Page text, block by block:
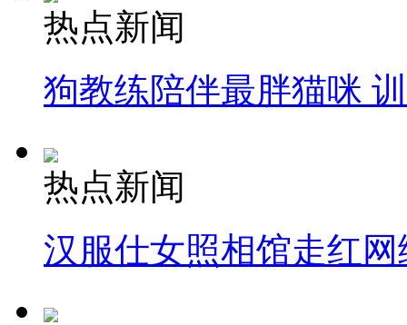
热点新闻
狗教练陪伴最胖猫咪
热点新闻
汉服仕女照相馆走红网